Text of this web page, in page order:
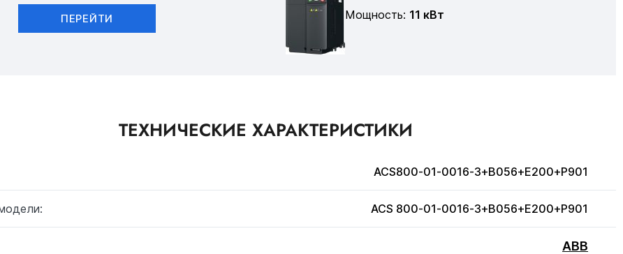
ПЕРЕЙТИ
Мощность: 11 кВт
ТЕХНИЧЕСКИЕ ХАРАКТЕРИСТИКИ
ACS800-01-0016-3+B056+E200+P901
ACS 800-01-0016-3+B056+E200+P901
ABB